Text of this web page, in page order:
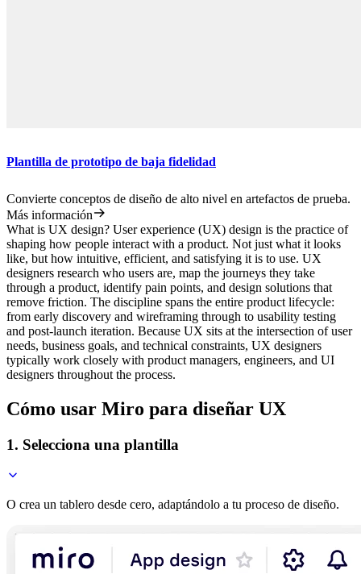
Plantilla de prototipo de baja fidelidad
Convierte conceptos de diseño de alto nivel en artefactos de prueba.
Más información
What is UX design? User experience (UX) design is the practice of
shaping how people interact with a product. Not just what it looks
like, but how intuitive, efficient, and satisfying it is to use. UX
designers research who users are, map the journeys they take
through a product, identify pain points, and design solutions that
remove friction. The discipline spans the entire product lifecycle:
from early discovery and wireframing through to usability testing
and post-launch iteration. Because UX sits at the intersection of user
needs, business goals, and technical constraints, UX designers
typically work closely with product managers, engineers, and UI
designers throughout the process.
Cómo usar Miro para diseñar UX
1. Selecciona una plantilla
O crea un tablero desde cero, adaptándolo a tu proceso de diseño.